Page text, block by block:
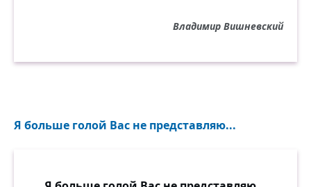
Владимир Вишневский
Я больше голой Вас не представляю...